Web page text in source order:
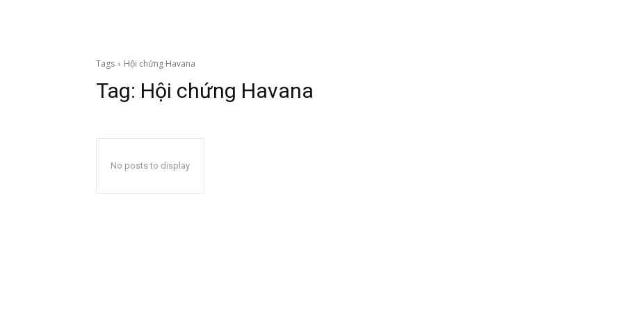
Tags Hội chứng Havana
Tag: Hội chứng Havana
No posts to display